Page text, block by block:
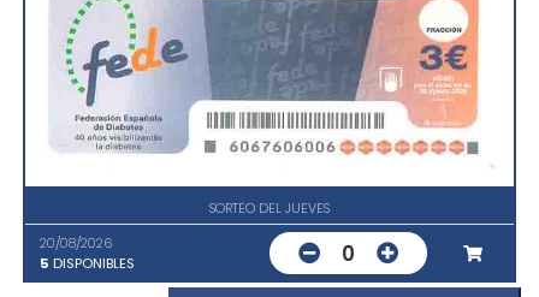
SORTEO DEL JUEVES
20/08/2026
5 DISPONIBLES 0